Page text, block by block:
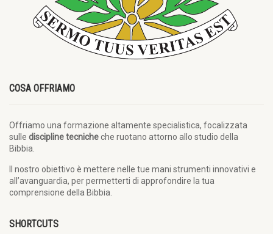
COSA OFFRIAMO
Offriamo una formazione altamente specialistica, focalizzata
sulle discipline tecnicheche ruotano attorno allo studio della
Bibbia.
Il nostro obiettivo è mettere nelle tue mani strumenti innovativi e
all’avanguardia, per permetterti di approfondire la tua
comprensione della Bibbia.
SHORTCUTS